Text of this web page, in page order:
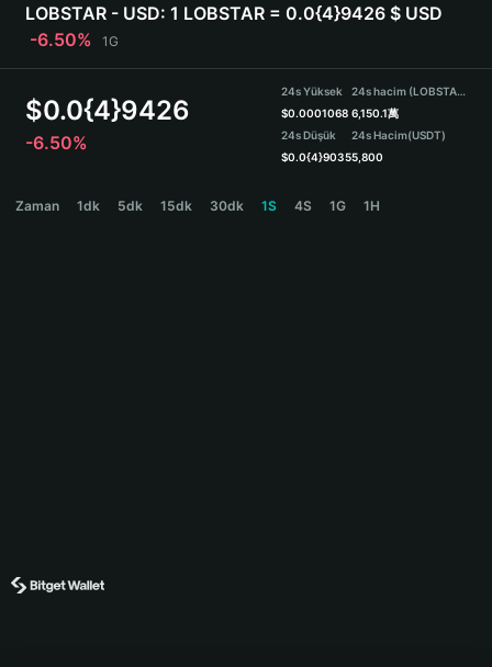
Bahasa Indonesia
ภาษาไทย
हिन्दी
Español
Português (Brasil)
LOBSTAR - USD: 1 LOBSTAR = 0.0{4}9426 $ USD
-6.50%
1G
$0.0{4}9426
-6.50%
24s Yüksek
$0.0001068
24s Düşük
$0.0{4}9035
24s hacim (LOBSTAR)
6,150.1萬
24s Hacim(USDT)
5,800
Zaman 1dk 5dk 15dk 30dk 1S 4S 1G 1H